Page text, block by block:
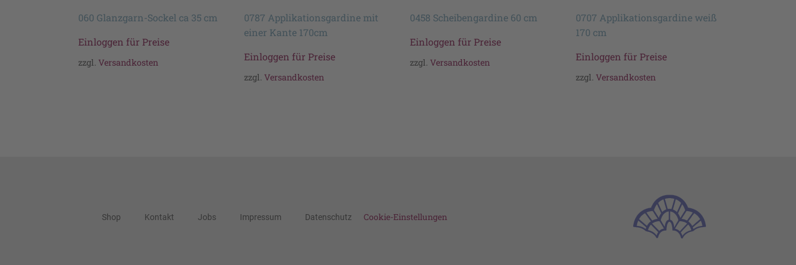
060 Glanzgarn-Sockel ca 35 cm
Einloggen für Preise
zzgl. Versandkosten
0787 Applikationsgardine mit
einer Kante 170cm
Einloggen für Preise
zzgl. Versandkosten
0458 Scheibengardine 60 cm
Einloggen für Preise
zzgl. Versandkosten
0707 Applikationsgardine weiß
170 cm
Einloggen für Preise
zzgl. Versandkosten
Shop Kontakt Jobs Impressum Datenschutz Cookie-Einstellungen